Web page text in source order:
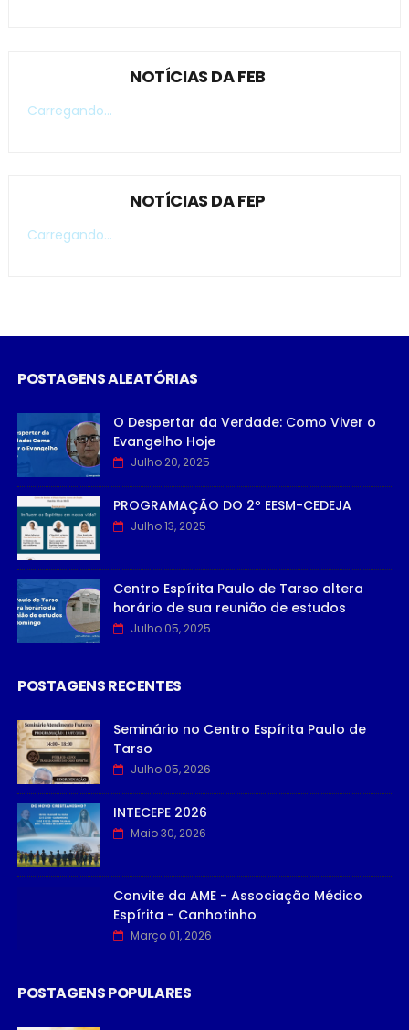
NOTÍCIAS DA FEB
Carregando...
NOTÍCIAS DA FEP
Carregando...
POSTAGENS ALEATÓRIAS
O Despertar da Verdade: Como Viver o
Evangelho Hoje
Julho 20, 2025
PROGRAMAÇÃO DO 2º EESM-CEDEJA
Julho 13, 2025
Centro Espírita Paulo de Tarso altera
horário de sua reunião de estudos
Julho 05, 2025
POSTAGENS RECENTES
Seminário no Centro Espírita Paulo de
Tarso
Julho 05, 2026
INTECEPE 2026
Maio 30, 2026
Convite da AME - Associação Médico
Espírita - Canhotinho
Março 01, 2026
POSTAGENS POPULARES